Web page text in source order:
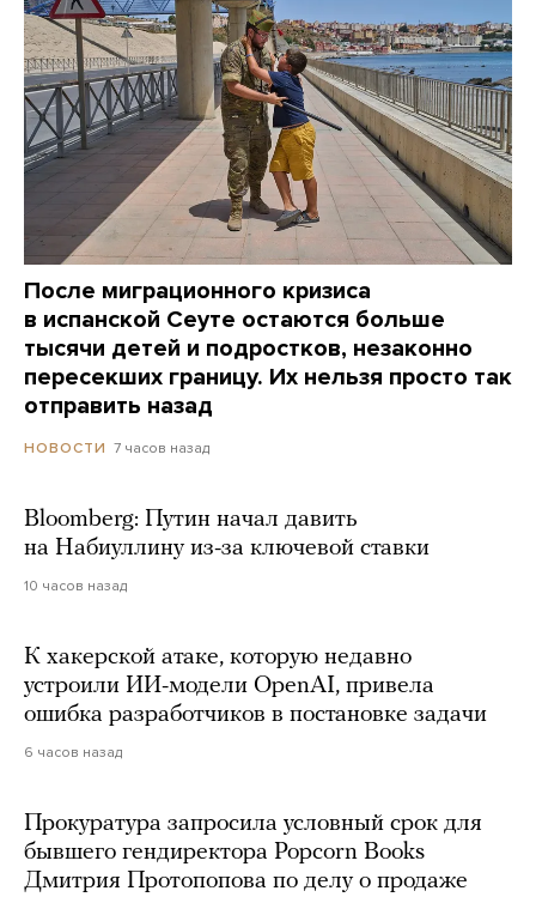
После миграционного кризиса
в испанской Сеуте остаются больше
тысячи детей и подростков, незаконно
пересекших границу. Их нельзя просто так
отправить назад
НОВОСТИ 7 часов назад
Bloomberg: Путин начал давить
на Набиуллину из-за ключевой ставки
10 часов назад
К хакерской атаке, которую недавно
устроили ИИ-модели OpenAI, привела
ошибка разработчиков в постановке задачи
6 часов назад
Прокуратура запросила условный срок для
бывшего гендиректора Popcorn Books
Дмитрия Протопопова по делу о продаже